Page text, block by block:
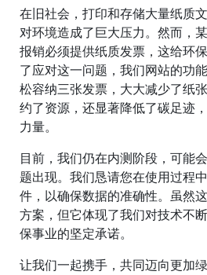
在旧社会，打印和存储大量纸质
对环境造成了巨大压力。然而，
报销必须提供纸质发票，这给环
了应对这一问题，我们网站的功
松容纳三张发票，大大减少了纸
约了资源，还显著降低了碳足迹
力量。
目前，我们仍在内测阶段，可能
题出现。我们恳请您在使用过程
件，以确保数据的准确性。虽然
方案，但它体现了我们对技术不
保事业的坚定承诺。
让我们一起携手，共同迈向更加